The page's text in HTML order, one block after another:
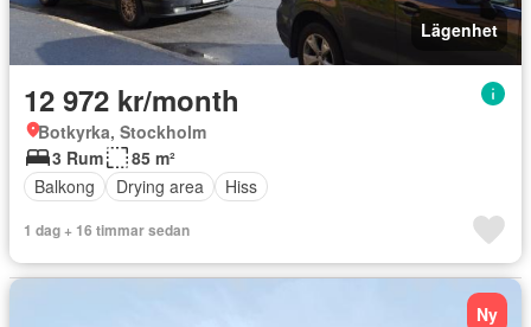
Lägenhet
12 972 kr/month
Botkyrka, Stockholm
3 Rum
85 m²
Balkong
Drying area Hiss
1 dag + 16 timmar sedan
Ny